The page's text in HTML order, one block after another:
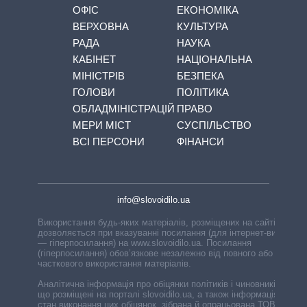
ОФІС
ВЕРХОВНА
РАДА
КАБІНЕТ
МІНІСТРІВ
ГОЛОВИ
ОБЛАДМІНІСТРАЦІЙ
МЕРИ МІСТ
ВСІ ПЕРСОНИ
ЕКОНОМІКА
КУЛЬТУРА
НАУКА
НАЦІОНАЛЬНА
БЕЗПЕКА
ПОЛІТИКА
ПРАВО
СУСПІЛЬСТВО
ФІНАНСИ
info@slovoidilo.ua
Використання будь-яких матеріалів, розміщених на сайті,
дозволяється при вказуванні посилання (для інтернет-видань
— гіперпосилання) на www.slovoidilo.ua. Посилання
(гіперпосилання) обов’язкове незалежно від повного або
часткового використання матеріалів.
Аналітична інформація про обіцянки політиків і чиновників,
що розміщені на порталі slovoidilo.ua, а також інформація про
стан виконання цих обіцянок, зібрана й опрацьована ТОВ «ІА